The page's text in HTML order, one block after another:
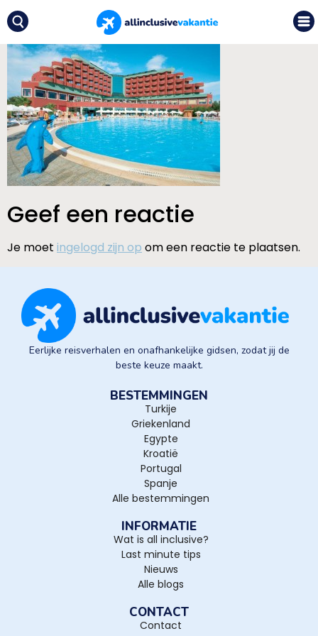
Geef een reactie
Je moet ingelogd zijn op om een reactie te plaatsen.
Eerlijke reisverhalen en onafhankelijke gidsen, zodat jij de
beste keuze maakt.
BESTEMMINGEN
Turkije
Griekenland
Egypte
Kroatië
Portugal
Spanje
Alle bestemmingen
INFORMATIE
Wat is all inclusive?
Last minute tips
Nieuws
Alle blogs
CONTACT
Contact